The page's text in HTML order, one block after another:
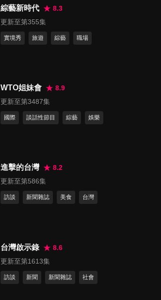
起亞虎啦啦隊APEX - 申惠齡,
劉世理,趙多彬,鄭嘉睿專訪
禎 李雅英】富邦五本柱合體！
伊斯特排球啦啦隊 Tokki Cutie
伊斯特排球啦啦隊 Tokki Cutie
- 容容,小雲,十一專訪
9
臺中連莊Little witches小魔女
啦啦隊 - 吳瑞律專訪
綜藝新時代
8.3
更新至第355集
實境秀 旅遊 綜藝 職場
WTO姐妹會
8.9
更新至第3487集
國際 談話性節目 綜藝 娛樂
進擊的台灣
8.2
更新至第586集
訪談 新聞雜誌 美食 台灣
台灣啟示錄
8.6
更新至第1613集
訪談 新聞 新聞雜誌 社會